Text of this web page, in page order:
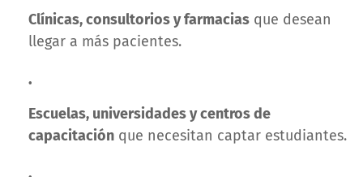
Clínicas, consultorios y farmacias que desean
llegar a más pacientes.
Escuelas, universidades y centros de
capacitación que necesitan captar estudiantes.